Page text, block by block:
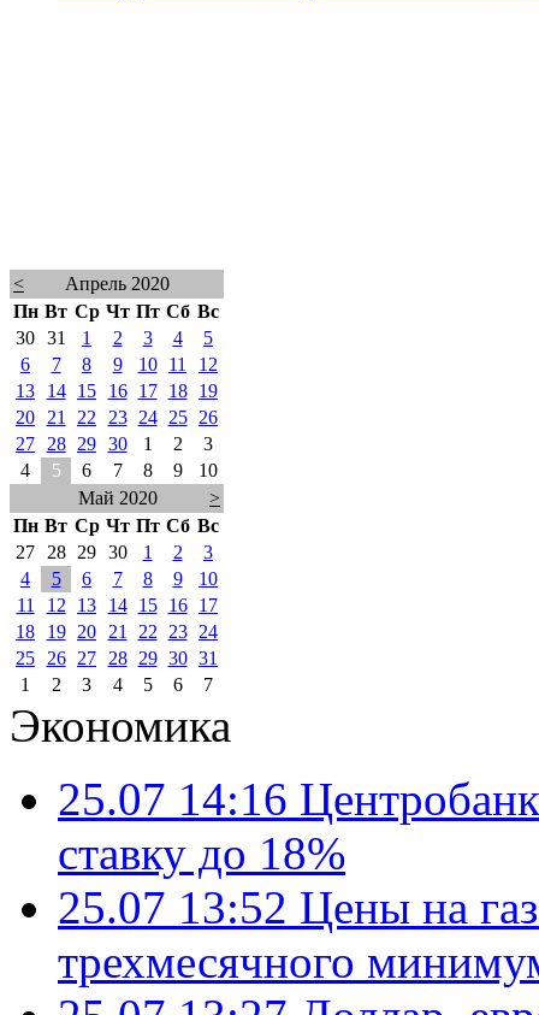
<
Апрель 2020
Пн Вт Ср Чт Пт Сб Вс
30 31 1 2 3 4
5
6
7 8 9 10 11
12
13
14 15 16 17 18
19
20
21 22 23 24 25
26
27
28 29 30 1 2
3
4
5 6 7 8 9
10
Май 2020
>
Пн Вт Ср Чт Пт Сб Вс
27
28 29 30 1 2
3
4
5 6 7 8 9
10
11
12 13 14 15 16
17
18
19 20 21 22 23
24
25
26 27 28 29 30 31
1
2 3 4 5 6 7
Экономика
25.07 14:16
ставку до 18%
25.07 13:52 Цены на
трехмесячного